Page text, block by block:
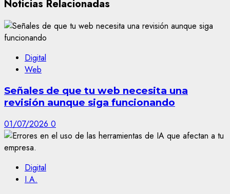
Noticias Relacionadas
Digital
Web
Señales de que tu web necesita una
revisión aunque siga funcionando
01/07/2026 0
Digital
I.A.